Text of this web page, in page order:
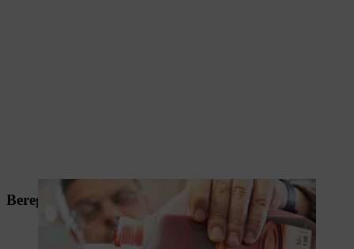
Beregning af andele